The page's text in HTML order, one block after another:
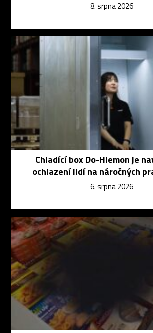
8. srpna 2026
Chladící box Do-Hiemon je
ochlazení lidí na náročných
6. srpna 2026